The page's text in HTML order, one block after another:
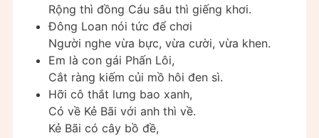
Rộng thì đồng Cáu sâu thì giếng khơi.
Đông Loan nói tức để chơi
Người nghe vừa bực, vừa cười, vừa khen.
Em là con gái Phấn Lôi,
Cắt ràng kiếm củi mồ hôi đen sì.
Hỡi cô thắt lưng bao xanh,
Có về Kẻ Bãi với anh thì về.
Kẻ Bãi có cây bồ đề,